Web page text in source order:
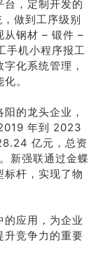
，定制开发的
做到工序级别
从钢材 – 锻件 –
手机小程序报工
化系统管理，
。
的龙头企业，
年到 2023
亿元，总资
新强联通过金蝶
杆，实现了物
应用，为企业
升竞争力的重要